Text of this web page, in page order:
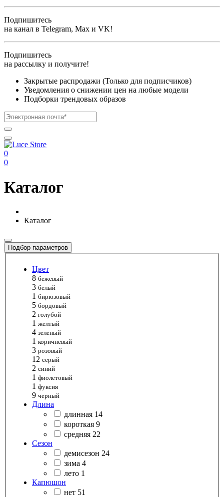
Подпишитесь
на канал в Telegram, Max и VK!
Подпишитесь
на рассылку и получите!
Закрытые распродажи (Только для подписчиков)
Уведомления о снижении цен на любые модели
Подборки трендовых образов
0
0
Каталог
Каталог
Подбор параметров
Цвет
8 бежевый
3 белый
1 бирюзовый
5 бордовый
2 голубой
1 желтый
4 зеленый
1 коричневый
3 розовый
12 серый
2 синий
1 фиолетовый
1 фуксия
9 черный
Длина
длинная 14
короткая 9
средняя 22
Сезон
демисезон 24
зима 4
лето 1
Капюшон
нет 51